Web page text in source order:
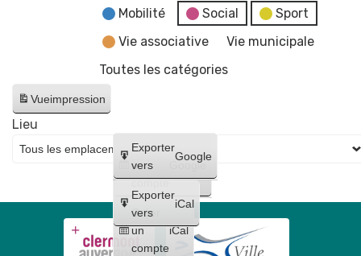
Mobilité
Social
Sport
Vie associative
Vie municipale
Toutes les catégories
Vueimpression
Créer
un
compte
Google
Créer
un
compte
iCal
Exporter
vers
Google
Exporter
vers
iCal
Lieu